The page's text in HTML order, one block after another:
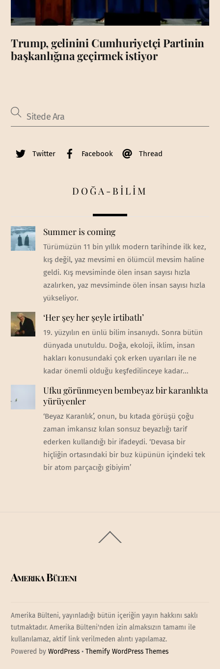
Trump, gelinini Cumhuriyetçi Partinin
başkanlığına geçirmek istiyor
Twitter Facebook Thread
DOĞA-BİLİM
Summer is coming
Türümüzün 11 bin yıllık modern tarihinde ilk kez,
kış değil, yaz mevsimi en ölümcül mevsim haline
geldi. Kış mevsiminde ölen insan sayısı hızla
azalırken, yaz mevsiminde ölen insan sayısı hızla
yükseliyor.
‘Her şey her şeyle irtibatlı’
19. yüzyılın en ünlü bilim insanıydı. Sonra bütün
dünyada unutuldu. Doğa, ekoloji, iklim, insan
hakları konusundaki çok erken uyarıları ile ne
kadar önemli olduğu keşfedilinceye kadar...
Ufku görünmeyen bembeyaz bir karanlıkta
yürüyenler
‘Beyaz Karanlık’, onun, bu kıtada görüşü çoğu
zaman imkansız kılan sonsuz beyazlığı tarif
ederken kullandığı bir ifadeydi. ‘Devasa bir
hiçliğin ortasındaki bir buz küpünün içindeki tek
bir atom parçacığı gibiyim’
To
Amerika Bülteni
Amerika Bülteni, yayınladığı bütün içeriğin yayın hakkını saklı
tutmaktadır. Amerika Bülteni'nden izin almaksızın tamamı ile
kullanılamaz, aktif link verilmeden alıntı yapılamaz.
Powered byWordPress •Themify WordPress Themes